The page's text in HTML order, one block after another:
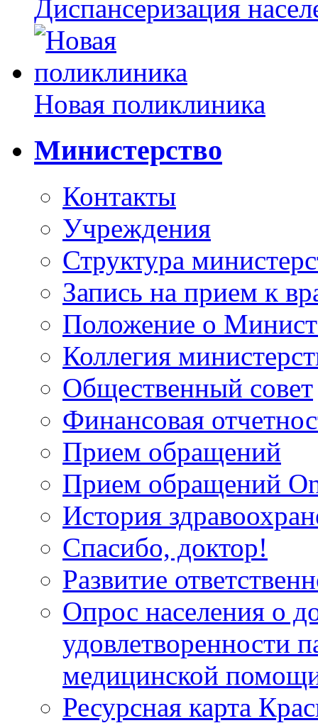
Диспансеризация
Новая поликлиника
Министерство
Контакты
Учреждения
Структура
Запись на прием к
Положение о
Коллегия
Общественный совет
Финансовая
Прием обращений
Прием обращений
История
Спасибо, доктор!
Развитие
Опрос населения о
удовлетворенности
медицинской
Ресурсная карта